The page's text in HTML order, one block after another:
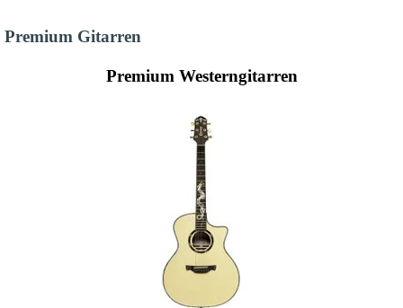
Premium Gitarren
Premium Westerngitarren
Hier klicken